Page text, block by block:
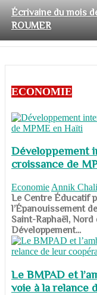
Écrivaine du mois
ROUMER
ECONOMIE
Développement
croissance de
Economie Annik
​​​​​​​Le Centre Éducatif
l’Épanouissement
Saint-Raphaël, Nord
Développement...
Le BMPAD et
voie à la relance